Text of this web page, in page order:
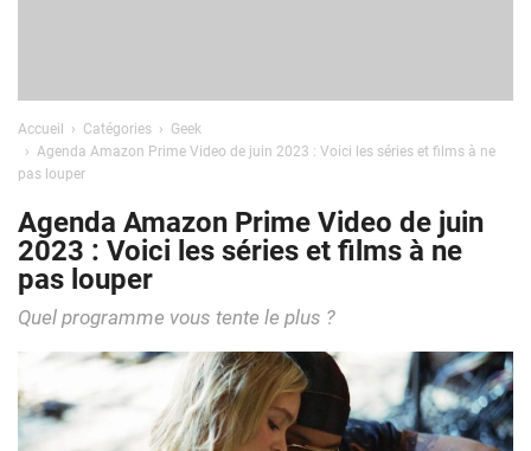
Accueil Catégories
Geek
Agenda Amazon Prime Video de juin 2023 : Voici les séries et films à ne
pas louper
Agenda Amazon Prime Video de juin
2023 : Voici les séries et films à ne
pas louper
Quel programme vous tente le plus ?